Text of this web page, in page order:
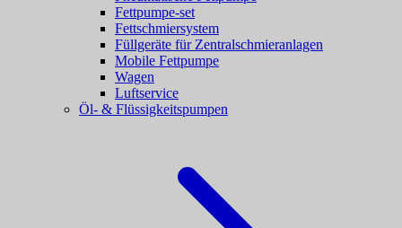
Fettpumpe-set
Fettschmiersystem
Füllgeräte für Zentralschmieranlagen
Mobile Fettpumpe
Wagen
Luftservice
Öl- & Flüssigkeitspumpen